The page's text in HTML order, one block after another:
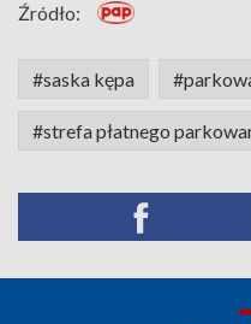
Źródło:
#saska kępa
#strefa płatnego